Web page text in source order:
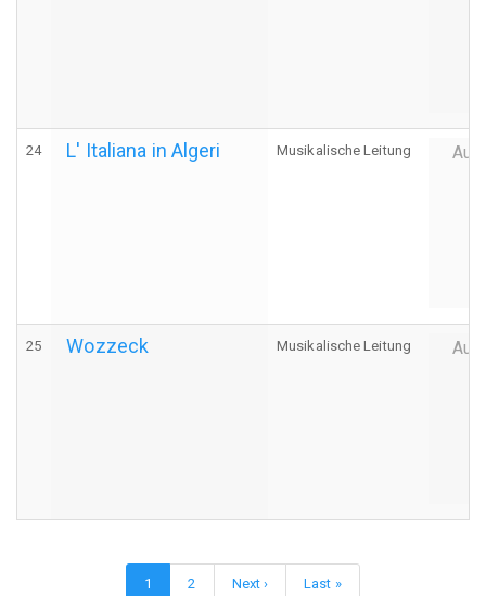
24 L' Italiana in Algeri Musikalische Leitung
25 Wozzeck Musikalische Leitung
Seitennummerierung
Aktuelle
1 Page
2 Nächste
Next › Letzte
Last »